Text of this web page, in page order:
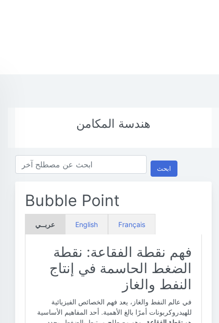
هندسة المكامن
ابحث
Bubble Point
عربــي English Français
فهم نقطة الفقاعة: نقطة
الضغط الحاسمة في إنتاج
النفط والغاز
في عالم النفط والغاز، يعد فهم الخصائص الفيزيائية
للهيدروكربونات أمرًا بالغ الأهمية. أحد المفاهيم الأساسية